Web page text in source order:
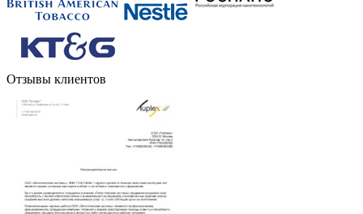
Отзывы клиентов